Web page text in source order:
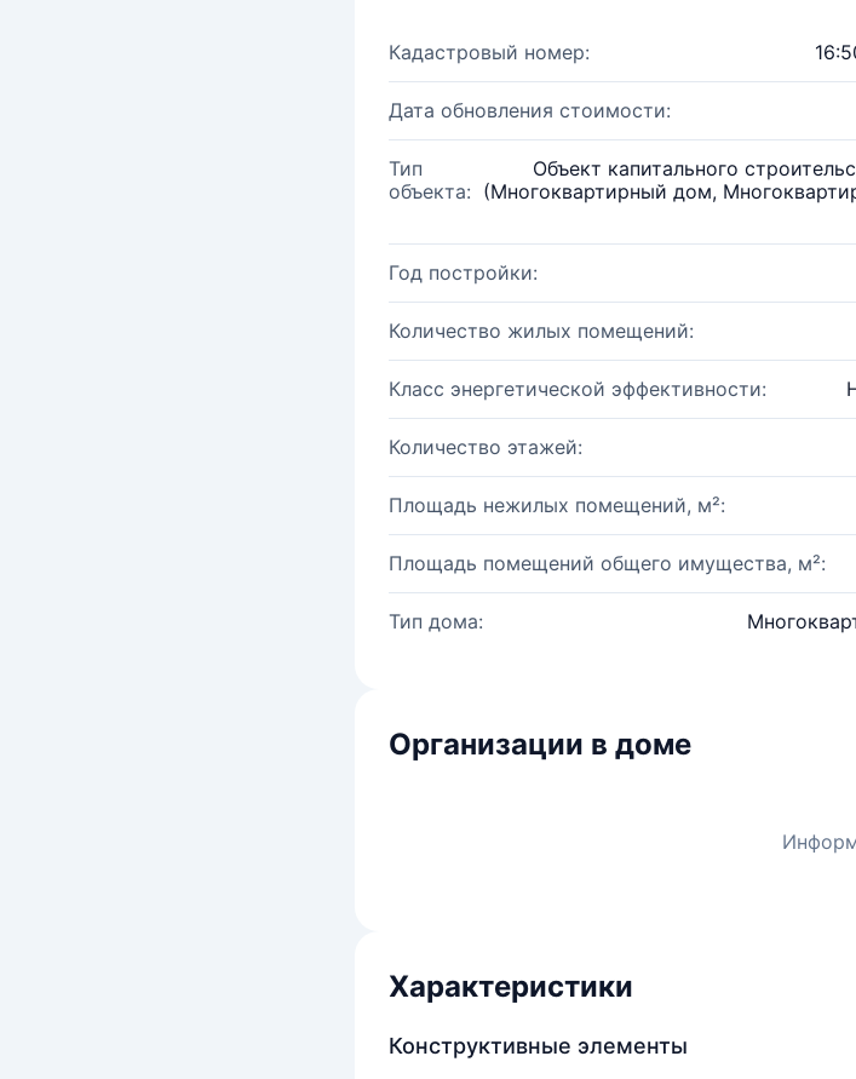
Кадастровый номер:
Дата обновления стоимости:
Тип
объекта:
Объект капитального
(Многоквартирный дом,
Год постройки:
Количество жилых помещений:
Класс энергетической эффективности:
Количество этажей:
Площадь нежилых помещений, м²:
Площадь помещений общего имущества, м²:
Тип дома:
Организации в доме
Характеристики
Конструктивные элементы